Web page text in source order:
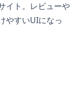
イト。レビューや
やすいUIになっ